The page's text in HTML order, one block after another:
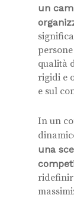
un
qualità
rigidi e
e sul
In un
una